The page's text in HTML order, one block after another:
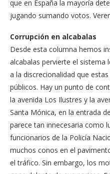
que en España la mayoría
jugando sumando votos.
Corrupción en alcabalas
Desde esta columna hemos
alcabalas pervierte el sistema
a la discrecionalidad que
públicos. Hay un punto de
la avenida Los Ilustres y la
Santa Mónica, en la entrada
parece tan innecesaria como
funcionarios de la Policía
muchos conos en el
el tráfico. Sin embargo, los